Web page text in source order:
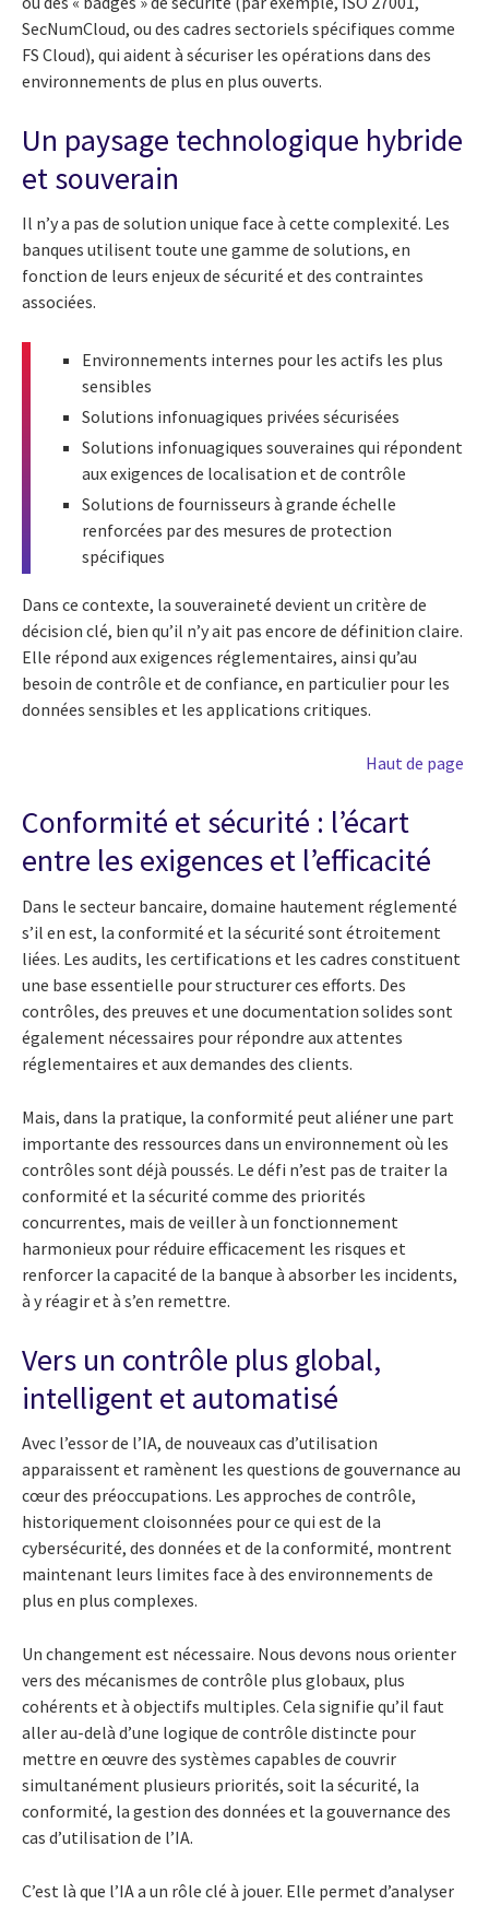
SecNumCloud, ou des cadres sectoriels spécifiques comme
FS Cloud), qui aident à sécuriser les opérations dans des
environnements de plus en plus ouverts.
Un paysage technologique hybride
et souverain
Il n’y a pas de solution unique face à cette complexité. Les
banques utilisent toute une gamme de solutions, en
fonction de leurs enjeux de sécurité et des contraintes
associées.
Environnements internes pour les actifs les plus
sensibles
Solutions infonuagiques privées sécurisées
Solutions infonuagiques souveraines qui répondent
aux exigences de localisation et de contrôle
Solutions de fournisseurs à grande échelle
renforcées par des mesures de protection
spécifiques
Dans ce contexte, la souveraineté devient un critère de
décision clé, bien qu’il n’y ait pas encore de définition claire.
Elle répond aux exigences réglementaires, ainsi qu’au
besoin de contrôle et de confiance, en particulier pour les
données sensibles et les applications critiques.
Haut de page
Conformité et sécurité : l’écart
entre les exigences et l’efficacité
Dans le secteur bancaire, domaine hautement réglementé
s’il en est, la conformité et la sécurité sont étroitement
liées. Les audits, les certifications et les cadres constituent
une base essentielle pour structurer ces efforts. Des
contrôles, des preuves et une documentation solides sont
également nécessaires pour répondre aux attentes
réglementaires et aux demandes des clients.
Mais, dans la pratique, la conformité peut aliéner une part
importante des ressources dans un environnement où les
contrôles sont déjà poussés. Le défi n’est pas de traiter la
conformité et la sécurité comme des priorités
concurrentes, mais de veiller à un fonctionnement
harmonieux pour réduire efficacement les risques et
renforcer la capacité de la banque à absorber les incidents,
à y réagir et à s’en remettre.
Vers un contrôle plus global,
intelligent et automatisé
Avec l’essor de l’IA, de nouveaux cas d’utilisation
apparaissent et ramènent les questions de gouvernance au
cœur des préoccupations. Les approches de contrôle,
historiquement cloisonnées pour ce qui est de la
cybersécurité, des données et de la conformité, montrent
maintenant leurs limites face à des environnements de
plus en plus complexes.
Un changement est nécessaire. Nous devons nous orienter
vers des mécanismes de contrôle plus globaux, plus
cohérents et à objectifs multiples. Cela signifie qu’il faut
aller au-delà d’une logique de contrôle distincte pour
mettre en œuvre des systèmes capables de couvrir
simultanément plusieurs priorités, soit la sécurité, la
conformité, la gestion des données et la gouvernance des
cas d’utilisation de l’IA.
C’est là que l’IA a un rôle clé à jouer. Elle permet d’analyser